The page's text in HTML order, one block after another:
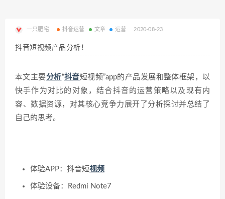
一只肥宅 抖音运营 文章 运营 2020-08-23
抖音短视频产品分析！
本文主要分析“抖音短视频”app的产品发展和整体框架，以
快手作为对比的对象，结合抖音的运营策略以及现有内
容、数据资源，对其核心竞争力展开了分析探讨并总结了
自己的思考。
体验APP：抖音短视频
体验设备：Redmi Note7